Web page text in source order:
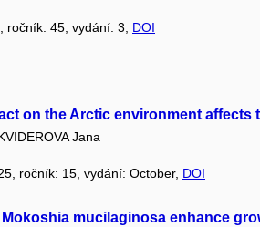
ročník: 45, vydání: 3, DOI
on the Arctic environment affects
Jana
ročník: 15, vydání: October, DOI
mucilaginosa enhance